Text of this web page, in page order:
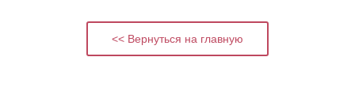
<< Вернуться на главную